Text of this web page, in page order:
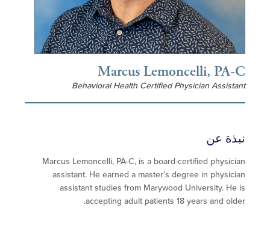
Marcus Lemoncelli,
Behavioral Health Certified Physician
Marcus Lemoncelli, PA-C, is a board-certified
assistant. He earned a master’s degree in
assistant studies from Marywood University.
accepting adult patients 18 years and